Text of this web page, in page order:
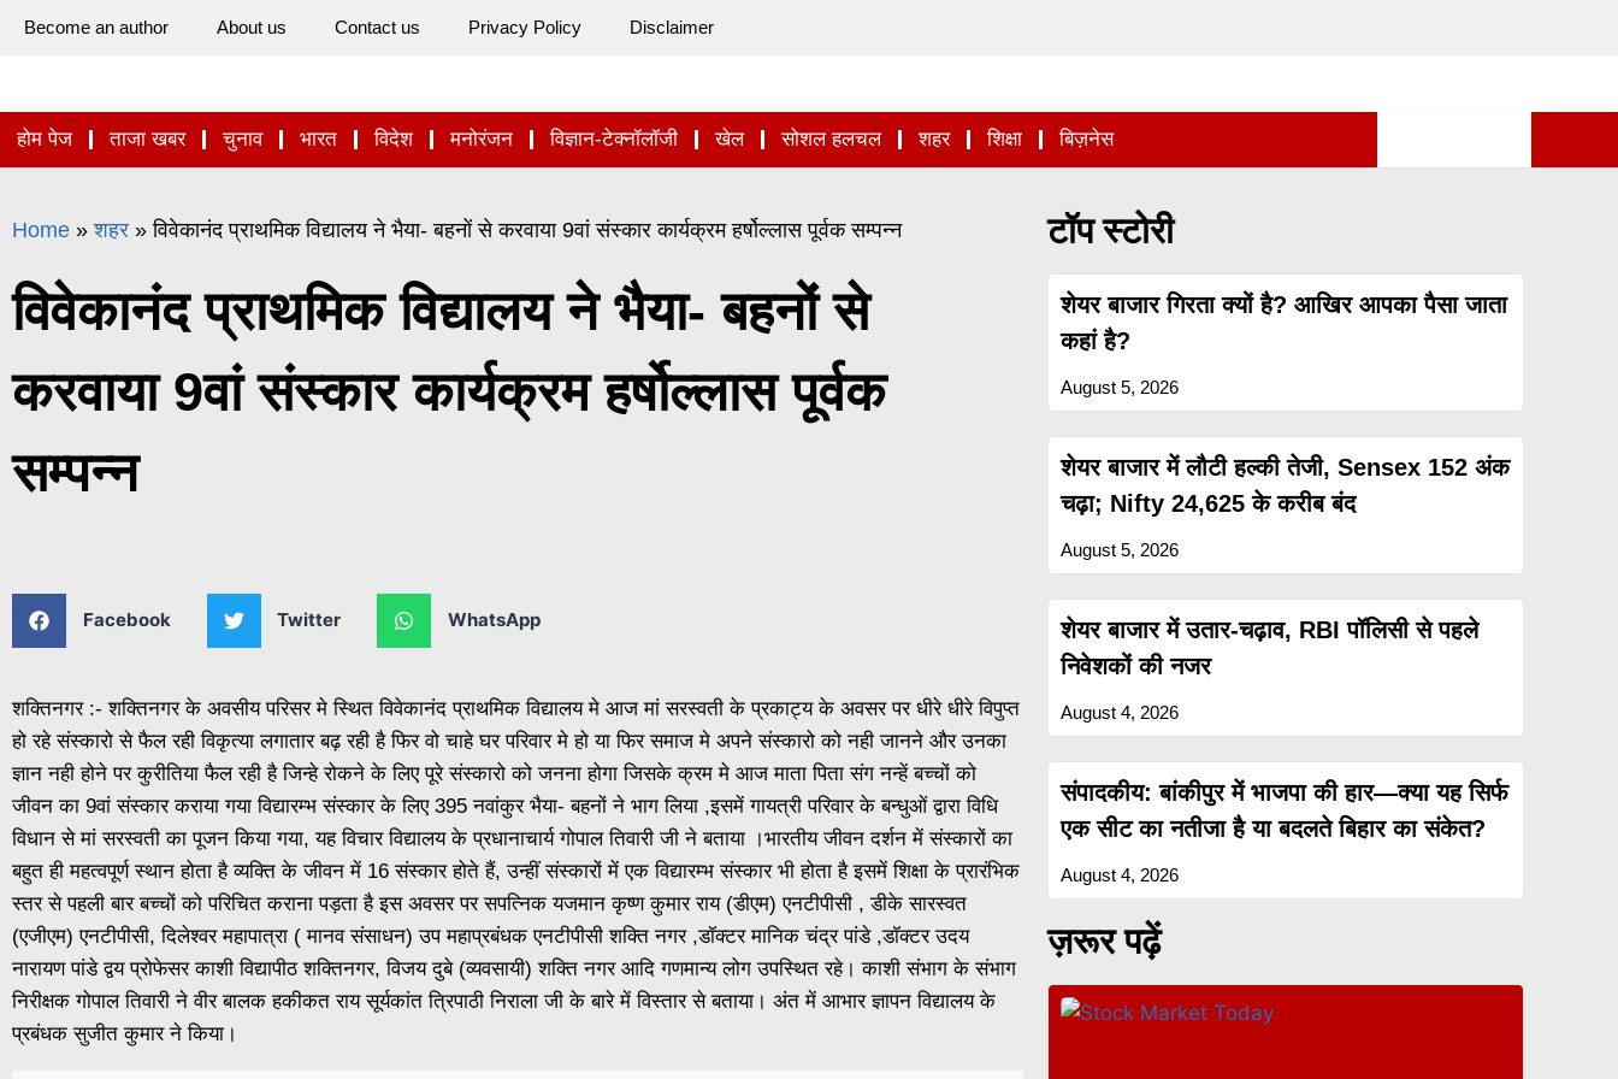
Become an author About us Contact us Privacy Policy Disclaimer
होम पेज ताजा खबर चुनाव भारत विदेश मनोरंजन विज्ञान-टेक्नॉलॉजी खेल सोशल हलचल शहर शिक्षा बिज़नेस
Home » शहर » विवेकानंद प्राथमिक विद्यालय ने भैया- बहनों से करवाया 9वां संस्कार कार्यक्रम हर्षोल्लास पूर्वक सम्पन्न
विवेकानंद प्राथमिक विद्यालय ने भैया- बहनों से
करवाया 9वां संस्कार कार्यक्रम हर्षोल्लास पूर्वक
सम्पन्न
Facebook Twitter WhatsApp
शक्तिनगर :- शक्तिनगर के अवसीय परिसर मे स्थित विवेकानंद प्राथमिक विद्यालय मे आज मां सरस्वती के प्रकाट्य के अवसर पर धीरे धीरे विपुप्त
हो रहे संस्कारो से फैल रही विकृत्या लगातार बढ़ रही है फिर वो चाहे घर परिवार मे हो या फिर समाज मे अपने संस्कारो को नही जानने और उनका
ज्ञान नही होने पर कुरीतिया फैल रही है जिन्हे रोकने के लिए पूरे संस्कारो को जनना होगा जिसके क्रम मे आज माता पिता संग नन्हें बच्चों को
जीवन का 9वां संस्कार कराया गया विद्यारम्भ संस्कार के लिए 395 नवांकुर भैया- बहनों ने भाग लिया ,इसमें गायत्री परिवार के बन्धुओं द्वारा विधि
विधान से मां सरस्वती का पूजन किया गया, यह विचार विद्यालय के प्रधानाचार्य गोपाल तिवारी जी ने बताया ।भारतीय जीवन दर्शन में संस्कारों का
बहुत ही महत्वपूर्ण स्थान होता है व्यक्ति के जीवन में 16 संस्कार होते हैं, उन्हीं संस्कारों में एक विद्यारम्भ संस्कार भी होता है इसमें शिक्षा के प्रारंभिक
स्तर से पहली बार बच्चों को परिचित कराना पड़ता है इस अवसर पर सपत्निक यजमान कृष्ण कुमार राय (डीएम) एनटीपीसी , डीके सारस्वत
(एजीएम) एनटीपीसी, दिलेश्वर महापात्रा ( मानव संसाधन) उप महाप्रबंधक एनटीपीसी शक्ति नगर ,डॉक्टर मानिक चंद्र पांडे ,डॉक्टर उदय
नारायण पांडे द्वय प्रोफेसर काशी विद्यापीठ शक्तिनगर, विजय दुबे (व्यवसायी) शक्ति नगर आदि गणमान्य लोग उपस्थित रहे। काशी संभाग के संभाग
निरीक्षक गोपाल तिवारी ने वीर बालक हकीकत राय सूर्यकांत त्रिपाठी निराला जी के बारे में विस्तार से बताया। अंत में आभार ज्ञापन विद्यालय के
प्रबंधक सुजीत कुमार ने किया।
टॉप स्टोरी
शेयर बाजार गिरता क्यों है? आखिर आपका पैसा जाता
कहां है?
August 5, 2026
शेयर बाजार में लौटी हल्की तेजी, Sensex 152 अंक
चढ़ा; Nifty 24,625 के करीब बंद
August 5, 2026
शेयर बाजार में उतार-चढ़ाव, RBI पॉलिसी से पहले
निवेशकों की नजर
August 4, 2026
संपादकीय: बांकीपुर में भाजपा की हार—क्या यह सिर्फ
एक सीट का नतीजा है या बदलते बिहार का संकेत?
August 4, 2026
ज़रूर पढ़ें